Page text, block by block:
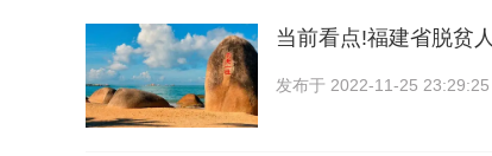
当前看点!福建省脱贫
发布于 2022-11-25 23:29:25